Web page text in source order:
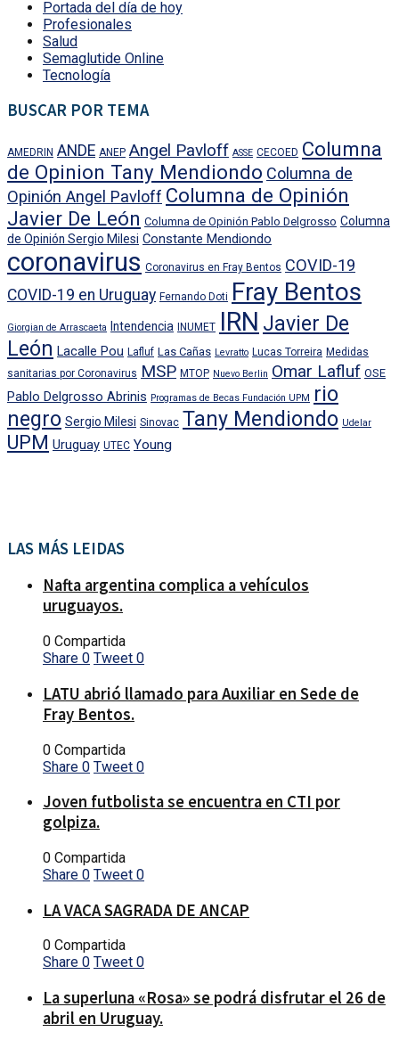
Portada del día de hoy
Profesionales
Salud
Semaglutide Online
Tecnología
BUSCAR POR TEMA
AMEDRIN ANDE ANEP Angel Pavloff ASSE CECOED Columna
de Opinion Tany Mendiondo Columna de
Opinión Angel Pavloff Columna de Opinión
Javier De León Columna de Opinión Pablo Delgrosso Columna
de Opinión Sergio Milesi Constante Mendiondo
coronavirus Coronavirus en Fray Bentos COVID-19
COVID-19 en Uruguay Fernando Doti Fray Bentos
Giorgian de Arrascaeta Intendencia INUMET IRN Javier De
León Lacalle Pou Lafluf Las Cañas Levratto Lucas Torreira Medidas
sanitarias por Coronavirus MSP MTOP Nuevo Berlin Omar Lafluf OSE
Pablo Delgrosso Abrinis Programas de Becas Fundación UPM rio
negro Sergio Milesi Sinovac Tany Mendiondo Udelar
UPM Uruguay UTEC Young
LAS MÁS LEIDAS
Nafta argentina complica a vehículos
uruguayos.
0 Compartida
Share 0 Tweet 0
LATU abrió llamado para Auxiliar en Sede de
Fray Bentos.
0 Compartida
Share 0 Tweet 0
Joven futbolista se encuentra en CTI por
golpiza.
0 Compartida
Share 0 Tweet 0
LA VACA SAGRADA DE ANCAP
0 Compartida
Share 0 Tweet 0
La superluna «Rosa» se podrá disfrutar el 26 de
abril en Uruguay.